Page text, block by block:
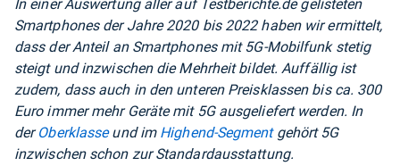
In einer Auswertung aller auf Testberichte.de gelisteten
Smartphones der Jahre 2020 bis 2022 haben wir ermittelt,
dass der Anteil an Smartphones mit 5G-Mobilfunk stetig
steigt und inzwischen die Mehrheit bildet. Auffällig ist
zudem, dass auch in den unteren Preisklassen bis ca. 300
Euro immer mehr Geräte mit 5G ausgeliefert werden. In
derOberklasseund im Highend-Segmentgehört 5G
inzwischen schon zur Standardausstattung.